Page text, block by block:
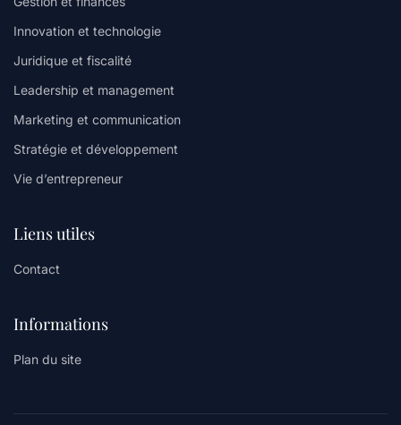
Innovation et technologie
Juridique et fiscalité
Leadership et management
Marketing et communication
Stratégie et développement
Vie d’entrepreneur
Liens utiles
Contact
Informations
Plan du site